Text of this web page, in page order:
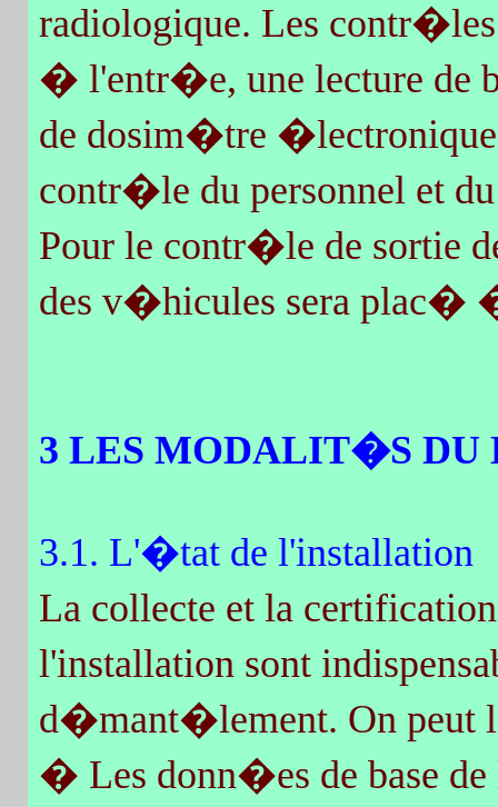
radiologique. Les
� l'entr�e, une lecture de
de dosim�tre
contr�le du personnel et
Pour le contr�le de sortie
des v�hicules sera plac�
3 LES MODALIT�S
3.1. L'�tat de l'installation
La collecte et la
l'installation sont
d�mant�lement. On peut
� Les donn�es de base de